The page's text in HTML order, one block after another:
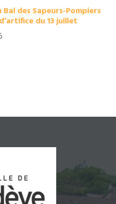
des Sapeurs-Pompiers
du 13 juillet